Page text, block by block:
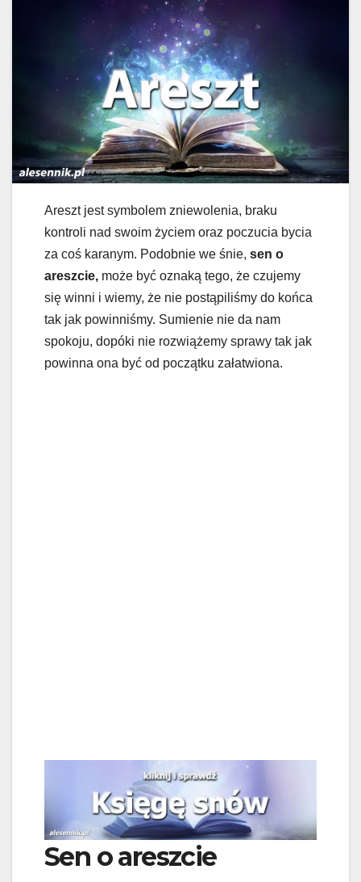
Areszt jest symbolem zniewolenia, braku
kontroli nad swoim życiem oraz poczucia bycia
za coś karanym. Podobnie we śnie, sen o
areszcie, może być oznaką tego, że czujemy
się winni i wiemy, że nie postąpiliśmy do końca
tak jak powinniśmy. Sumienie nie da nam
spokoju, dopóki nie rozwiążemy sprawy tak jak
powinna ona być od początku załatwiona.
Sen o areszcie